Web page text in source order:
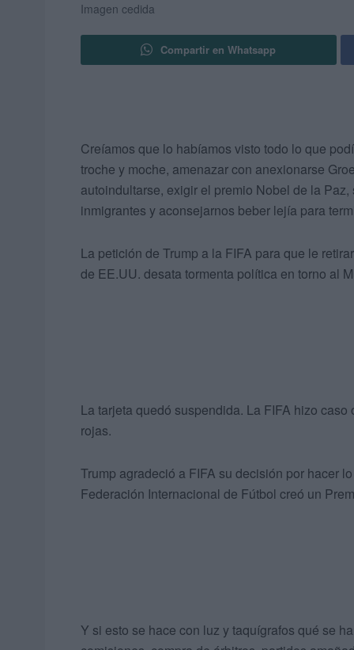
Imagen cedida
Compartir en Whatsapp
Creíamos que lo habíamos visto todo lo que
troche y moche, amenazar con anexionarse
autoindultarse, exigir el premio Nobel de la
inmigrantes y aconsejarnos beber lejía para
La petición de Trump a la FIFA para que le
de EE.UU. desata tormenta política en torno al
La tarjeta quedó suspendida. La FIFA hizo
rojas.
Trump agradeció a FIFA su decisión por hacer
Federación Internacional de Fútbol creó un
Y si esto se hace con luz y taquígrafos qué se